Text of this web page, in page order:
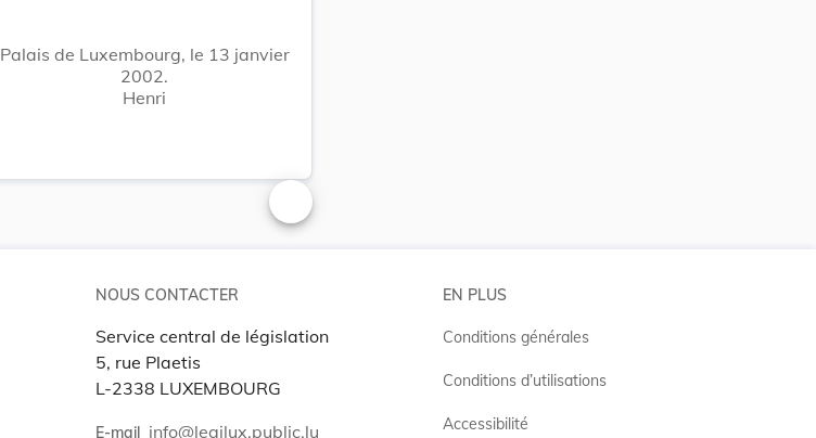
Palais de Luxembourg, le 13 janvier
2002.
Henri
Changer la taille du texte
NOUS CONTACTER
Service central de législation
5, rue Plaetis
L-2338 LUXEMBOURG
E-mail info@legilux.public.lu
EN PLUS
Conditions générales
Conditions d’utilisations
Accessibilité